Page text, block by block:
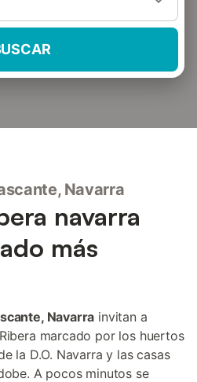
Navarra
navarra
más
Navarra invitan a
marcado por los huertos
la D.O. Navarra y las casas
A pocos minutos se